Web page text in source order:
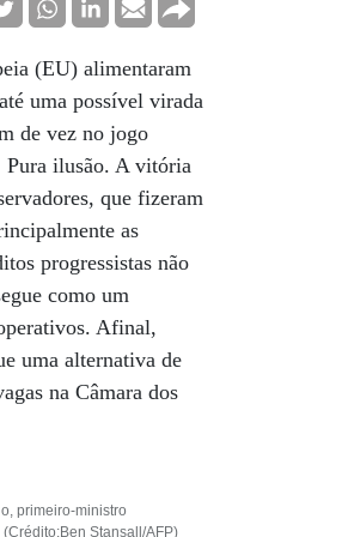
(EU) alimentaram
uma possível virada
de vez no jogo
Pura ilusão. A vitória
que fizeram
as
progressistas não
como um
Afinal,
uma alternativa de
na Câmara dos
primeiro-ministro
Stansall/AFP)